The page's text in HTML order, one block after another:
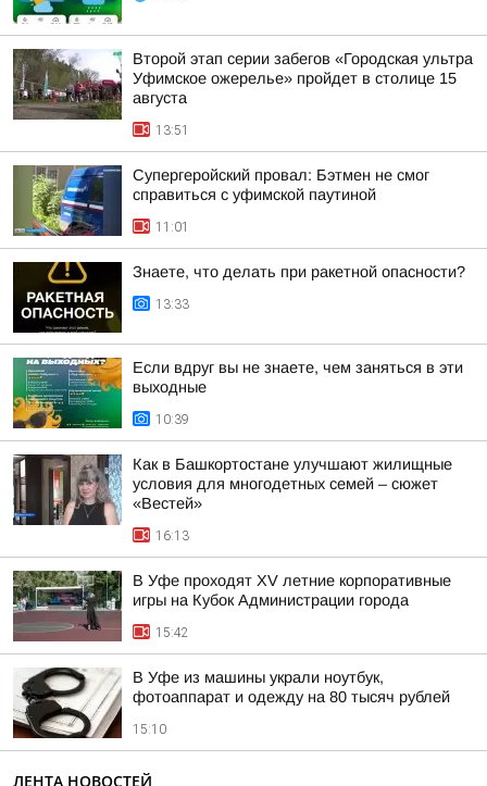
Второй этап серии забегов «Городская ультра
Уфимское ожерелье» пройдет в столице 15
августа
13:51
Супергеройский провал: Бэтмен не смог
справиться с уфимской паутиной
11:01
Знаете, что делать при ракетной опасности?
13:33
Если вдруг вы не знаете, чем заняться в эти
выходные
10:39
Как в Башкортостане улучшают жилищные
условия для многодетных семей – сюжет
«Вестей»
16:13
В Уфе проходят XV летние корпоративные
игры на Кубок Администрации города
15:42
В Уфе из машины украли ноутбук,
фотоаппарат и одежду на 80 тысяч рублей
15:10
ЛЕНТА НОВОСТЕЙ